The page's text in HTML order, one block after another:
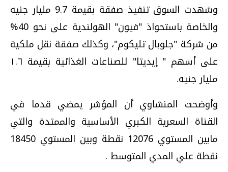
وشهدت السوق تنفيذ صفقة بقيمة 9.7 مليار جنيه
والخاصة باستحواذ "فيون" الهولندية على نحو 40%
من شركة "جلوبال تليكوم"، وكذلك صفقة نقل ملكية
على أسهم " إيديتا" للصناعات الغذائية بقيمة ١.٦
مليار جنيه.
وأوضحت المنشاوي أن المؤشر يمضي قدما في
القناة السعرية الكبري الأساسية والممتدة والتي
مابين المستوي 12076 نقطة وبين المستوي 18450
نقطة علي المدي المتوسط .